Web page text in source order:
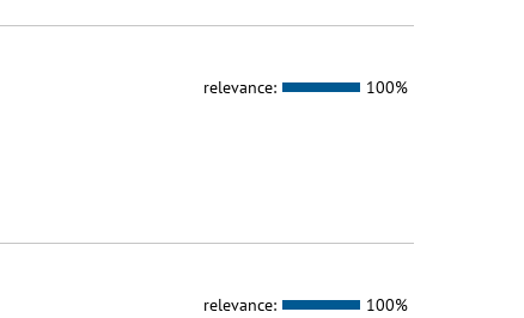
relevance: 100%
relevance: 100%